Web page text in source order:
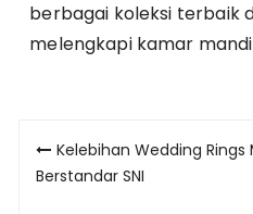
berbagai koleksi terbaik
melengkapi kamar
Post
navigation
Kelebihan Wedding Rings
Berstandar SNI